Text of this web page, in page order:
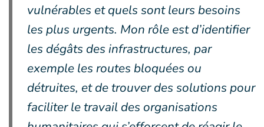
vulnérables et quels sont leurs besoins
les plus urgents. Mon rôle est d’identifier
les dégâts des infrastructures, par
exemple les routes bloquées ou
détruites, et de trouver des solutions pour
faciliter le travail des organisations